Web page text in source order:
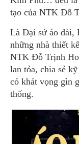
tạo của NTK Đỗ
Là Đại sứ áo dài,
những nhà thiết
NTK Đỗ Trịnh
lan tỏa, chia sẻ
có khát vọng gìn
thống.